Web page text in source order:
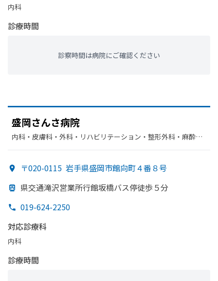
内科
診療時間
診察時間は病院にご確認ください
盛岡さんさ病院
内科・​皮膚科・​外科・​リハビリテーション・​整形外科・​麻酔
〒020-0115 岩手県盛岡市館向町４番８号
県交通滝沢営業所行館坂橋バス停徒歩５分
019-624-2250
対応診療科
内科
診療時間